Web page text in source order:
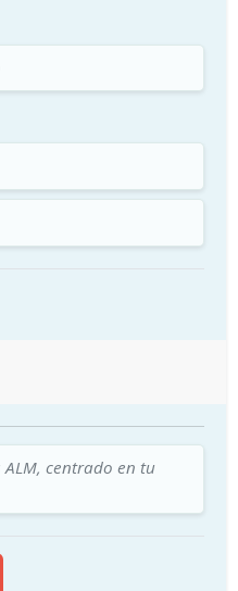
centrado en tu